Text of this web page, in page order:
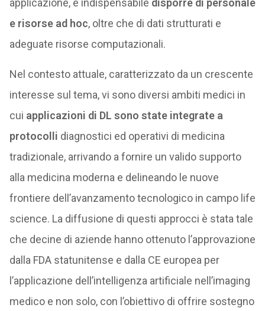
applicazione, è indispensabile disporre di personale
e risorse ad hoc, oltre che di dati strutturati e
adeguate risorse computazionali.
Nel contesto attuale, caratterizzato da un crescente
interesse sul tema, vi sono diversi ambiti medici in
cui applicazioni di DL sono state integrate a
protocolli diagnostici ed operativi di medicina
tradizionale, arrivando a fornire un valido supporto
alla medicina moderna e delineando le nuove
frontiere dell’avanzamento tecnologico in campo life
science. La diffusione di questi approcci è stata tale
che decine di aziende hanno ottenuto l’approvazione
dalla FDA statunitense e dalla CE europea per
l’applicazione dell’intelligenza artificiale nell’imaging
medico e non solo, con l’obiettivo di offrire sostegno